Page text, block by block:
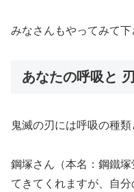
みなさんもやってみて下
あなたの呼吸と
鬼滅の刃には呼吸の種類
鋼塚さん（本名：鋼鐵
てきてくれますが、自